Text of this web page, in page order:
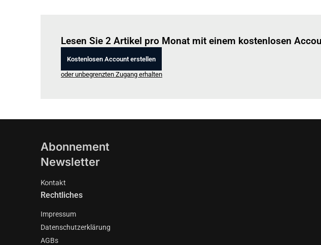
Lesen Sie 2 Artikel pro Monat mit einem kostenlosen
Kostenlosen Account erstellen
oder unbegrenzten Zugang erhalten
Abonnement
Newsletter
Kontakt
Rechtliches
Impressum
Datenschutzerklärung
AGBs